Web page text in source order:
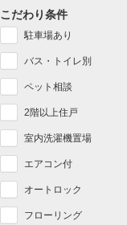
こだわり条件
駐車場あり
バス・トイレ別
ペット相談
2階以上住戸
室内洗濯機置場
エアコン付
オートロック
フローリング